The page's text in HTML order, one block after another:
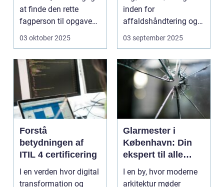
at finde den rette
fagperson til opgaven.
Is&...
03 oktober 2025
inden for
affaldshåndtering og
genanve...
03 september 2025
Forstå
betydningen af
ITIL 4 certificering
I en verden hvor digital
transformation og
Glarmester i
København: Din
ekspert til alle
glasbehov
I en by, hvor moderne
arkitektur møder